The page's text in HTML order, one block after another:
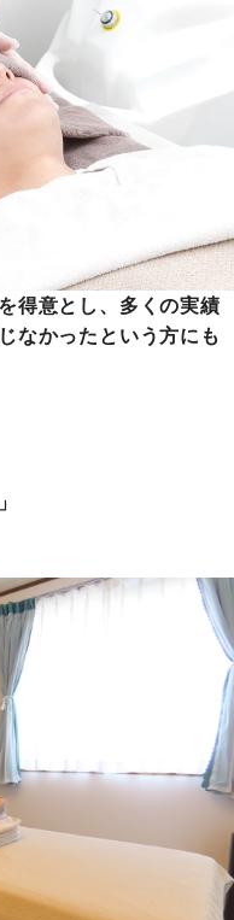
得意とし、多くの実績
なかったという方にも